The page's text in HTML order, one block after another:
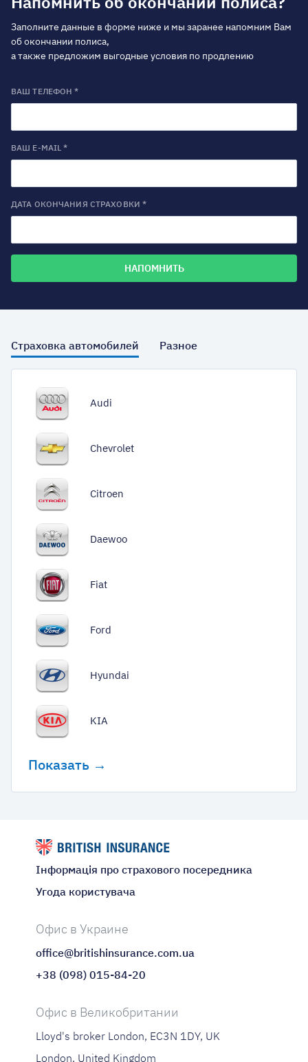
Заполните данные в форме ниже и мы заранее напомним Вам
об окончании полиса,
а также предложим выгодные условия по продлению
ВАШ ТЕЛЕФОН *
ВАШ E-MAIL *
ДАТА ОКОНЧАНИЯ СТРАХОВКИ *
Страховка автомобилей Разное
Audi
Chevrolet
Citroen
Daewoo
Fiat
Ford
Hyundai
KIA
Показать →
Інформація про страхового посередника
Угода користувача
Офис в Украине
office@britishinsurance.com.ua
+38 (098) 015-84-20
Офис в Великобритании
Lloyd's broker London, EC3N 1DY, UK
London, United Kingdom